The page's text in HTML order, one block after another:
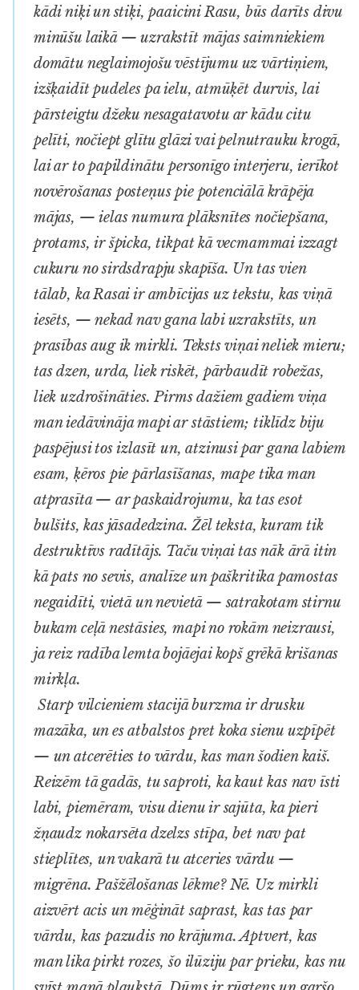
kādi niķi un stiķi, paaicini Rasu, būs darīts divu
minūšu laikā — uzrakstīt mājas saimniekiem
domātu neglaimojošu vēstījumu uz vārtiņiem,
izšķaidīt pudeles pa ielu, atmūķēt durvis, lai
pārsteigtu džeku nesagatavotu ar kādu citu
pelīti, nočiept glītu glāzi vai pelnutrauku krogā,
lai ar to papildinātu personīgo interjeru, ierīkot
novērošanas posteņus pie potenciālā krāpēja
mājas, — ielas numura plāksnītes nočiepšana,
protams, ir špicka, tikpat kā vecmammai izzagt
cukuru no sirdsdrapju skapīša. Un tas vien
tālab, ka Rasai ir ambīcijas uz tekstu, kas viņā
iesēts, — nekad nav gana labi uzrakstīts, un
prasības aug ik mirkli. Teksts viņai neliek mieru;
tas dzen, urda, liek riskēt, pārbaudīt robežas,
liek uzdrošināties. Pirms dažiem gadiem viņa
man iedāvināja mapi ar stāstiem; tiklīdz biju
paspējusi tos izlasīt un, atzinusi par gana labiem
esam, ķēros pie pārlasīšanas, mape tika man
atprasīta — ar paskaidrojumu, ka tas esot
bulšits, kas jāsadedzina. Žēl teksta, kuram tik
destruktīvs radītājs. Taču viņai tas nāk ārā itin
kā pats no sevis, analīze un paškritika pamostas
negaidīti, vietā un nevietā — satrakotam stirnu
bukam ceļā nestāsies, mapi no rokām neizrausi,
ja reiz radība lemta bojāejai kopš grēkā krišanas
mirkļa.
Starp vilcieniem stacijā burzma ir drusku
mazāka, un es atbalstos pret koka sienu uzpīpēt
— un atcerēties to vārdu, kas man šodien kaiš.
Reizēm tā gadās, tu saproti, ka kaut kas nav īsti
labi, piemēram, visu dienu ir sajūta, ka pieri
žņaudz nokarsēta dzelzs stīpa, bet nav pat
stieplītes, un vakarā tu atceries vārdu —
migrēna. Pašžēlošanas lēkme? Nē. Uz mirkli
aizvērt acis un mēģināt saprast, kas tas par
vārdu, kas pazudis no krājuma. Aptvert, kas
man lika pirkt rozes, šo ilūziju par prieku, kas nu